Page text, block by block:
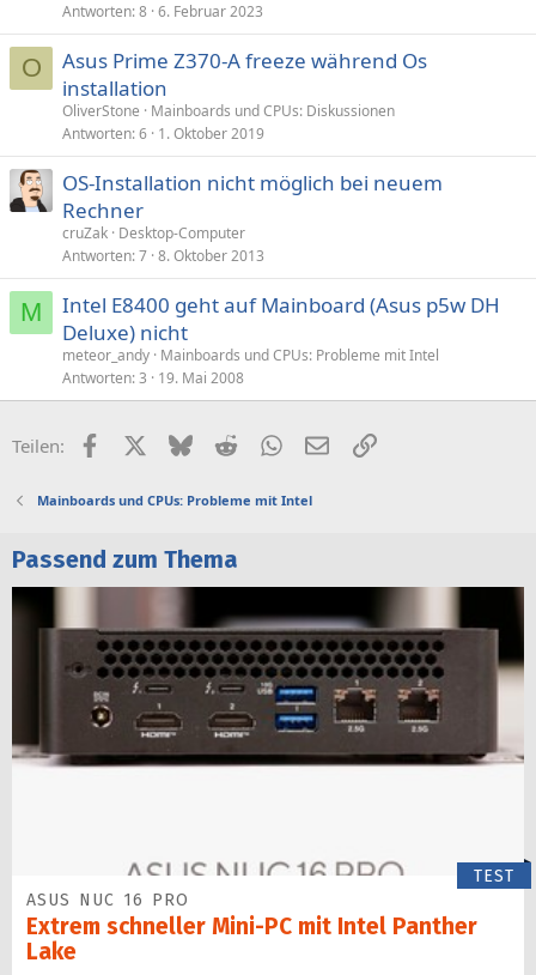
Antworten 8 6. Februar 2023
O
Asus Prime Z370-A freeze während Os
installation
OliverStone
Mainboards und CPUs: Diskussionen
Antworten 6 1. Oktober 2019
OS-Installation nicht möglich bei neuem
Rechner
cruZak Desktop-Computer
Antworten 7 8. Oktober 2013
M
Intel E8400 geht auf Mainboard (Asus p5w DH
Deluxe) nicht
meteor_andy Mainboards und CPUs: Probleme mit Intel
Antworten 3 19. Mai 2008
Teilen: FacebookX (Twitter)
BlueskyRedditWhatsApp
E-MailLink
Mainboards und CPUs: Probleme mit Intel
Passend zum Thema
TEST
ASUS NUC 16 PRO
Extrem schneller Mini-PC mit Intel Panther
Lake